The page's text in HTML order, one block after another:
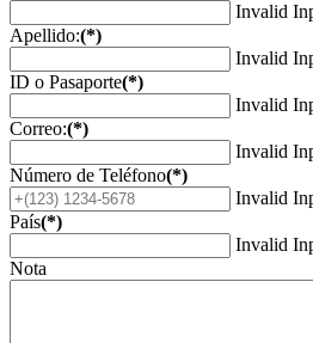
Invalid
Apellido:(*)
Invalid
ID o Pasaporte(*)
Invalid
Correo:(*)
Invalid
Número de Teléfono(*)
Invalid
País(*)
Invalid
Nota